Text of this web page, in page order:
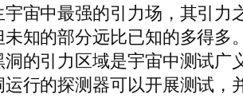
宙中最强的引力场，其引
知的部分远比已知的多得多。
的引力区域是宇宙中测试广
行的探测器可以开展测试，